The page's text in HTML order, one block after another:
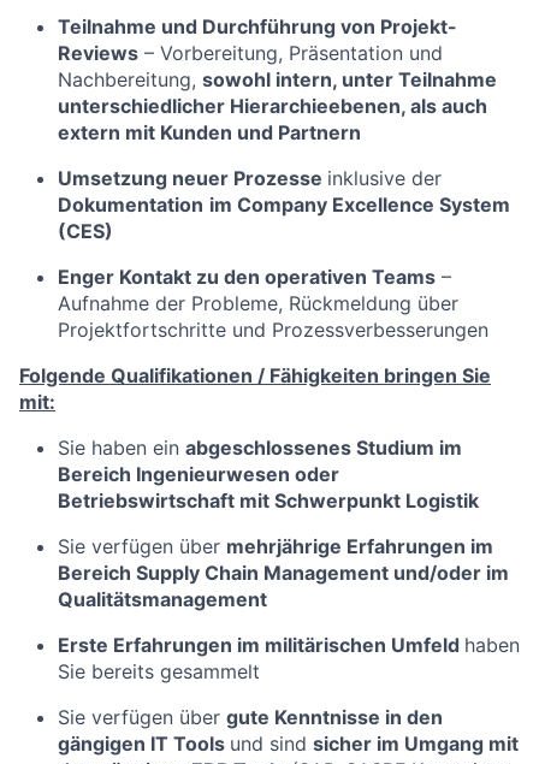
Teilnahme und Durchführung von Projekt-
Reviews – Vorbereitung, Präsentation und
Nachbereitung, sowohl intern, unter Teilnahme
unterschiedlicher Hierarchieebenen, als auch
extern mit Kunden und Partnern
Umsetzung neuer Prozesse inklusive der
Dokumentation im Company Excellence System
(CES)
Enger Kontakt zu den operativen Teams –
Aufnahme der Probleme, Rückmeldung über
Projektfortschritte und Prozessverbesserungen
Folgende Qualifikationen / Fähigkeiten bringen Sie
mit:
Sie haben ein abgeschlossenes Studium im
Bereich Ingenieurwesen oder
Betriebswirtschaft mit Schwerpunkt Logistik
Sie verfügen über mehrjährige Erfahrungen im
Bereich Supply Chain Management und/oder im
Qualitätsmanagement
Erste Erfahrungen im militärischen Umfeld haben
Sie bereits gesammelt
Sie verfügen über gute Kenntnisse in den
gängigen IT Tools und sind sicher im Umgang mit